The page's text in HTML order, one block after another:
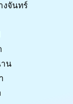
งจันทร์
น